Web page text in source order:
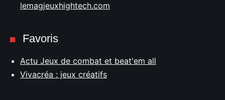
lemagjeuxhightech.com
Favoris
Actu Jeux de combat et beat'em all
Vivacréa : jeux créatifs